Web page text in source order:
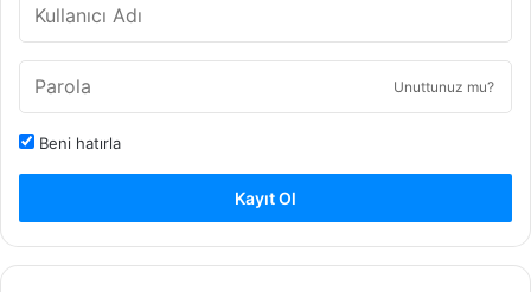
Unuttunuz mu?
Beni hatırla
Kayıt Ol